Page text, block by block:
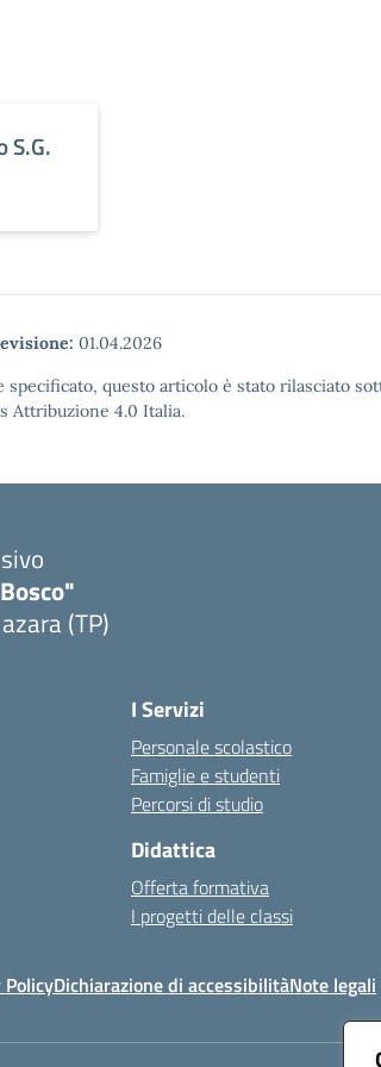
S.G.
01.04.2026
specificato, questo articolo è stato rilasciato
Attribuzione 4.0 Italia.
(TP)
I Servizi
Personale scolastico
Famiglie e studenti
Percorsi di studio
Didattica
Offerta formativa
I progetti delle classi
PolicyDichiarazione di accessibilitàNote legali